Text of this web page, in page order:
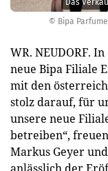
© Bipa
Das
WR. NEUDORF.
neue Bipa Filiale
mit den
stolz darauf, für
unsere neue
betreiben“,
Markus Geyer